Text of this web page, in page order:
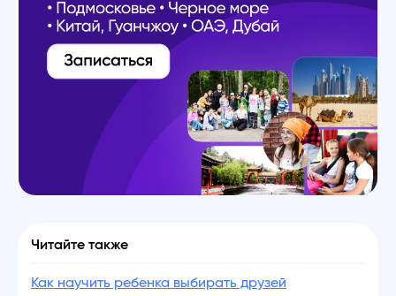
Читайте также
Как научить ребенка выбирать друзей